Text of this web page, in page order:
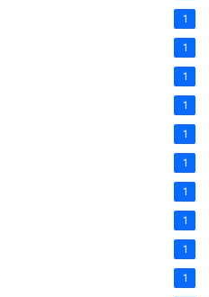
1
1
1
1
1
1
1
1
1
1